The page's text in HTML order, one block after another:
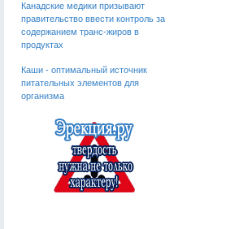
Канадские медики призывают
правительство ввести контроль за
содержанием транс-жиров в
продуктах
Каши - оптимальный источник
питательных элементов для
организма